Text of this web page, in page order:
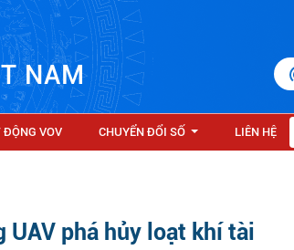
NAM
ĐỘNG VOV CHUYỂN ĐỔI SỐ LIÊN HỆ
UAV phá hủy loạt khí tài